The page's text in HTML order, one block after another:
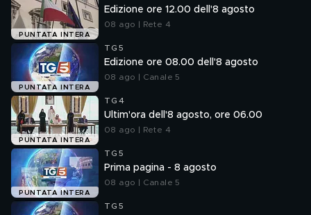
PUNTATA INTERA
Edizione ore 12.00 dell'8 agosto
08 ago | Rete 4
PUNTATA INTERA
TG5
Edizione ore 08.00 dell'8 agosto
08 ago | Canale 5
PUNTATA INTERA
TG4
Ultim'ora dell'8 agosto, ore 06.00
08 ago | Rete 4
PUNTATA INTERA
TG5
Prima pagina - 8 agosto
08 ago | Canale 5
TG5